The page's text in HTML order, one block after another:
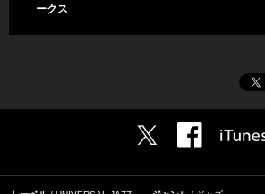
ークス